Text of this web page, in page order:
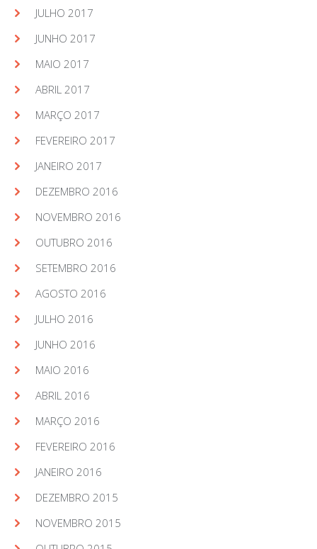
JULHO 2017
JUNHO 2017
MAIO 2017
ABRIL 2017
MARÇO 2017
FEVEREIRO 2017
JANEIRO 2017
DEZEMBRO 2016
NOVEMBRO 2016
OUTUBRO 2016
SETEMBRO 2016
AGOSTO 2016
JULHO 2016
JUNHO 2016
MAIO 2016
ABRIL 2016
MARÇO 2016
FEVEREIRO 2016
JANEIRO 2016
DEZEMBRO 2015
NOVEMBRO 2015